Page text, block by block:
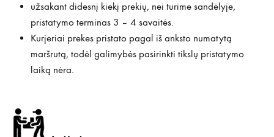
užsakant didesnį kiekį prekių, nei turime sandėlyje,
pristatymo terminas 3 – 4 savaitės.
Kurjeriai prekes pristato pagal iš anksto numatytą
maršrutą, todėl galimybės pasirinkti tikslų pristatymo
laiką nėra.